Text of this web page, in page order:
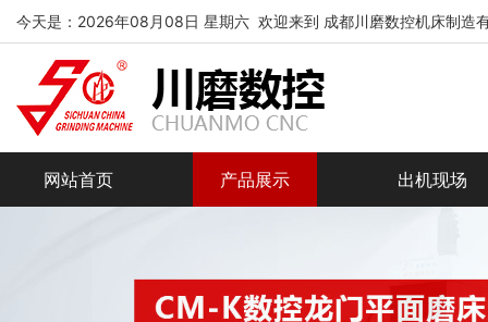
今天是：2026年08月08日 星期六 欢迎来到 成都川磨数控机床制造
网站首页 产品展示 出机现场